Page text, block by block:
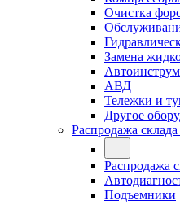
Очистка
Замена
АВД
Тележки и
Другое
Распродажа
Распродажа
Подъемники